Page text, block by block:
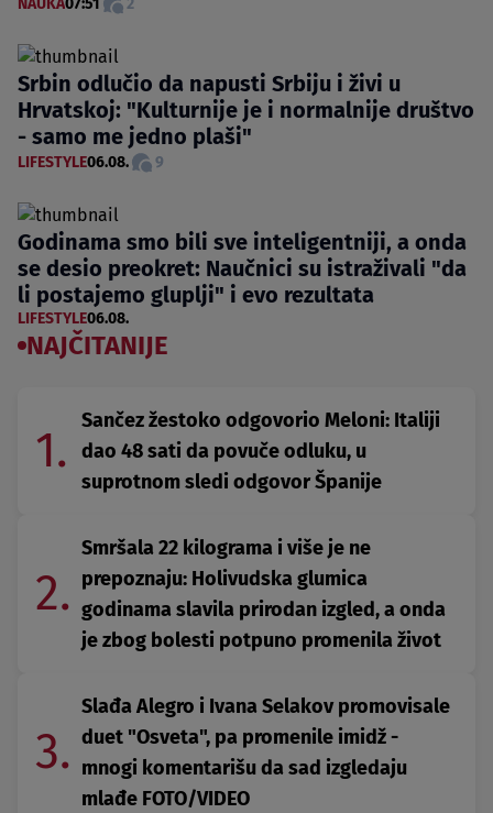
NAUKA07:51 2
Srbin odlučio da napusti Srbiju i živi u
Hrvatskoj: "Kulturnije je i normalnije društvo
- samo me jedno plaši"
LIFESTYLE06.08. 9
Godinama smo bili sve inteligentniji, a onda
se desio preokret: Naučnici su istraživali "da
li postajemo gluplji" i evo rezultata
LIFESTYLE06.08.
NAJČITANIJE
1.
Sančez žestoko odgovorio Meloni: Italiji
dao 48 sati da povuče odluku, u
suprotnom sledi odgovor Španije
2.
Smršala 22 kilograma i više je ne
prepoznaju: Holivudska glumica
godinama slavila prirodan izgled, a onda
je zbog bolesti potpuno promenila život
3.
Slađa Alegro i Ivana Selakov promovisale
duet "Osveta", pa promenile imidž -
mnogi komentarišu da sad izgledaju
mlađe FOTO/VIDEO